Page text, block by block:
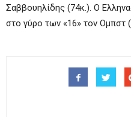
Σαββουηλίδης (74κ.). Ο
στο γύρο των «16» τον Ομπστ